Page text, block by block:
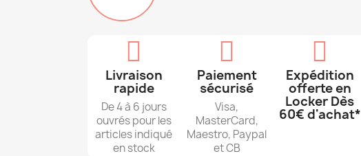
Livraison
rapide
De 4 à 6 jours
ouvrés pour les
articles indiqué
en stock
Paiement
sécurisé
Visa,
MasterCard,
Maestro, Paypal
et CB
Expédition
offerte en
Locker Dès
60€ d'achat*